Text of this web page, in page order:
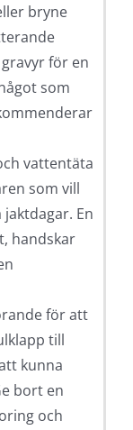
bryne
för en
som
vattentäta
som vill
En
handskar
för att
till
kunna
bort en
och